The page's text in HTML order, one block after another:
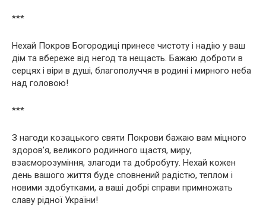
***
Нехай Покров Богородиці принесе чистоту і надію у ваш
дім та вбереже від негод та нещасть. Бажаю доброти в
серцях і віри в душі, благополуччя в родині і мирного неба
над головою!
***
З нагоди козацького святи Покрови бажаю вам міцного
здоров’я, великого родинного щастя, миру,
взаєморозуміння, злагоди та добробуту. Нехай кожен
день вашого життя буде сповнений радістю, теплом і
новими здобутками, а ваші добрі справи примножать
славу рідної України!